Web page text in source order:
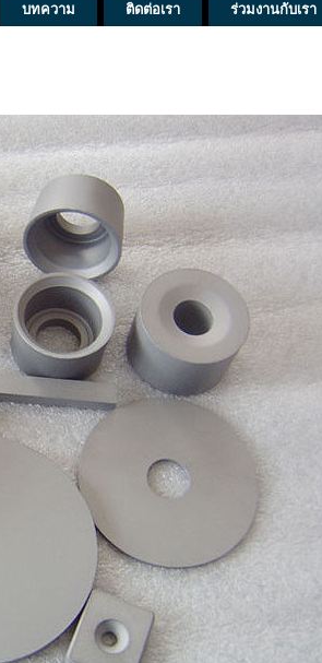
บทความ ติดต่อเรา ร่วมงานกับเรา